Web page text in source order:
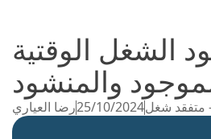
الشغل الوقتية
والمنشود
رضا العياري25/10/2024متفقد شغل